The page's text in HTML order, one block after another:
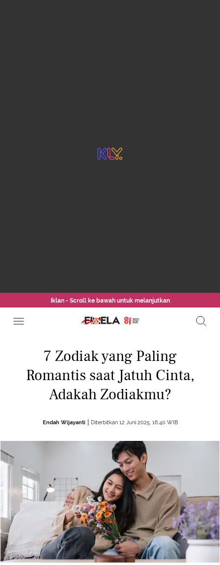
Iklan - Scroll ke bawah untuk melanjutkan
7 Zodiak yang Paling
Romantis saat Jatuh Cinta,
Adakah Zodiakmu?
Endah Wijayanti Diterbitkan 12 Juni 2025, 16:40 WIB